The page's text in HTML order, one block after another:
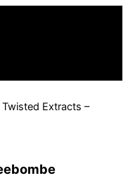
Extracts –